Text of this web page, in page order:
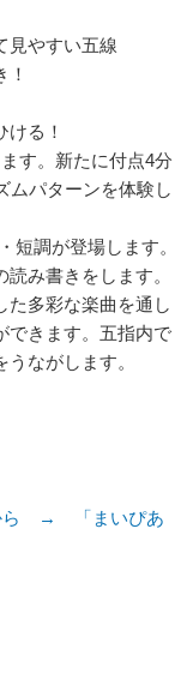
見やすい五線
ける！
す。新たに付点4分
ムパターンを体験し
短調が登場します。
み書きをします。
た多彩な楽曲を通し
できます。五指内で
ながします。
から → 「まいぴあ